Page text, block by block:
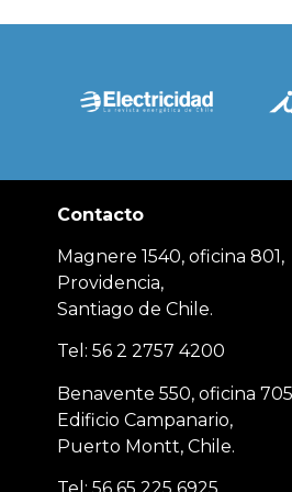
Contacto
Magnere 1540, oficina 801,
Providencia,
Santiago de Chile.
Tel: 56 2 2757 4200
Benavente 550, oficina
Edificio Campanario,
Puerto Montt, Chile.